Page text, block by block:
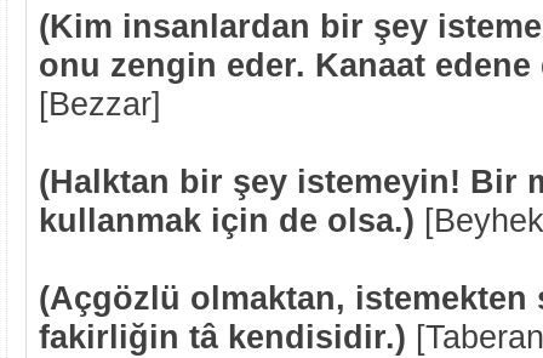
(Kim insanlardan bir şey
onu zengin eder. Kanaat
[Bezzar]
(Halktan bir şey istemeyin! Bir
kullanmak için de olsa.)
(Açgözlü olmaktan, istemekten
fakirliğin tâ kendisidir.)